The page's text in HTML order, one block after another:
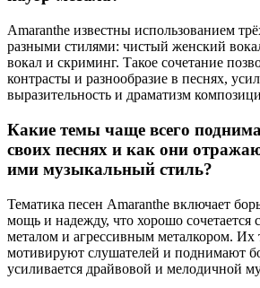
Amaranthe известны использованием
разными стилями: чистый женский
вокал и скриминг. Такое сочетание
контрасты и разнообразие в песнях,
выразительность и драматизм
Какие темы чаще всего
своих песнях и как они
ими музыкальный стиль?
Тематика песен Amaranthe включает
мощь и надежду, что хорошо сочетается
металом и агрессивным металкором. Их
мотивируют слушателей и поднимают
усиливается драйвовой и мелодичной